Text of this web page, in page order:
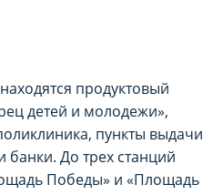
продуктовый
детей и молодежи»,
пункты выдачи
банки. До трех станций
Победы» и «Площадь